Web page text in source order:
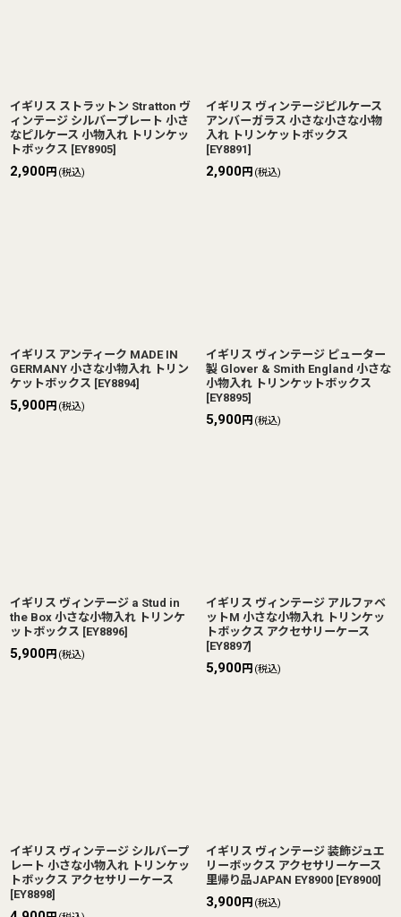
イギリス ストラットン Stratton ヴ
ィンテージ シルバープレート 小さ
なピルケース 小物入れ トリンケッ
トボックス [EY8905]
2,900円 (税込)
イギリス ヴィンテージピルケース
アンバーガラス 小さな小さな小物
入れ トリンケットボックス
[EY8891]
2,900円 (税込)
イギリス アンティーク MADE IN
GERMANY 小さな小物入れ トリン
ケットボックス [EY8894]
5,900円 (税込)
イギリス ヴィンテージ ピューター
製 Glover & Smith England 小さな
小物入れ トリンケットボックス
[EY8895]
5,900円 (税込)
イギリス ヴィンテージ a Stud in
the Box 小さな小物入れ トリンケ
ットボックス [EY8896]
5,900円 (税込)
イギリス ヴィンテージ アルファベ
ットM 小さな小物入れ トリンケッ
トボックス アクセサリーケース
[EY8897]
5,900円 (税込)
イギリス ヴィンテージ シルバープ
レート 小さな小物入れ トリンケッ
トボックス アクセサリーケース
[EY8898]
イギリス ヴィンテージ 装飾ジュエ
リーボックス アクセサリーケース
里帰り品JAPAN EY8900 [EY8900]
3,900円 (税込)